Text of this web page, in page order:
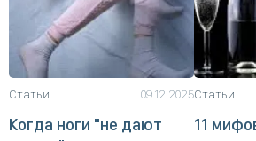
Статьи 09.12.2025
Когда ноги "не дают
Статьи
11